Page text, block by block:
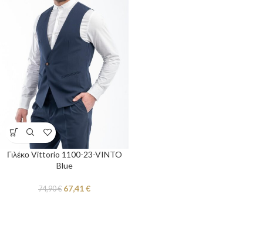
Γιλέκο Vittorio 1100-23-VINTO
Blue
74,90€ 67,41€